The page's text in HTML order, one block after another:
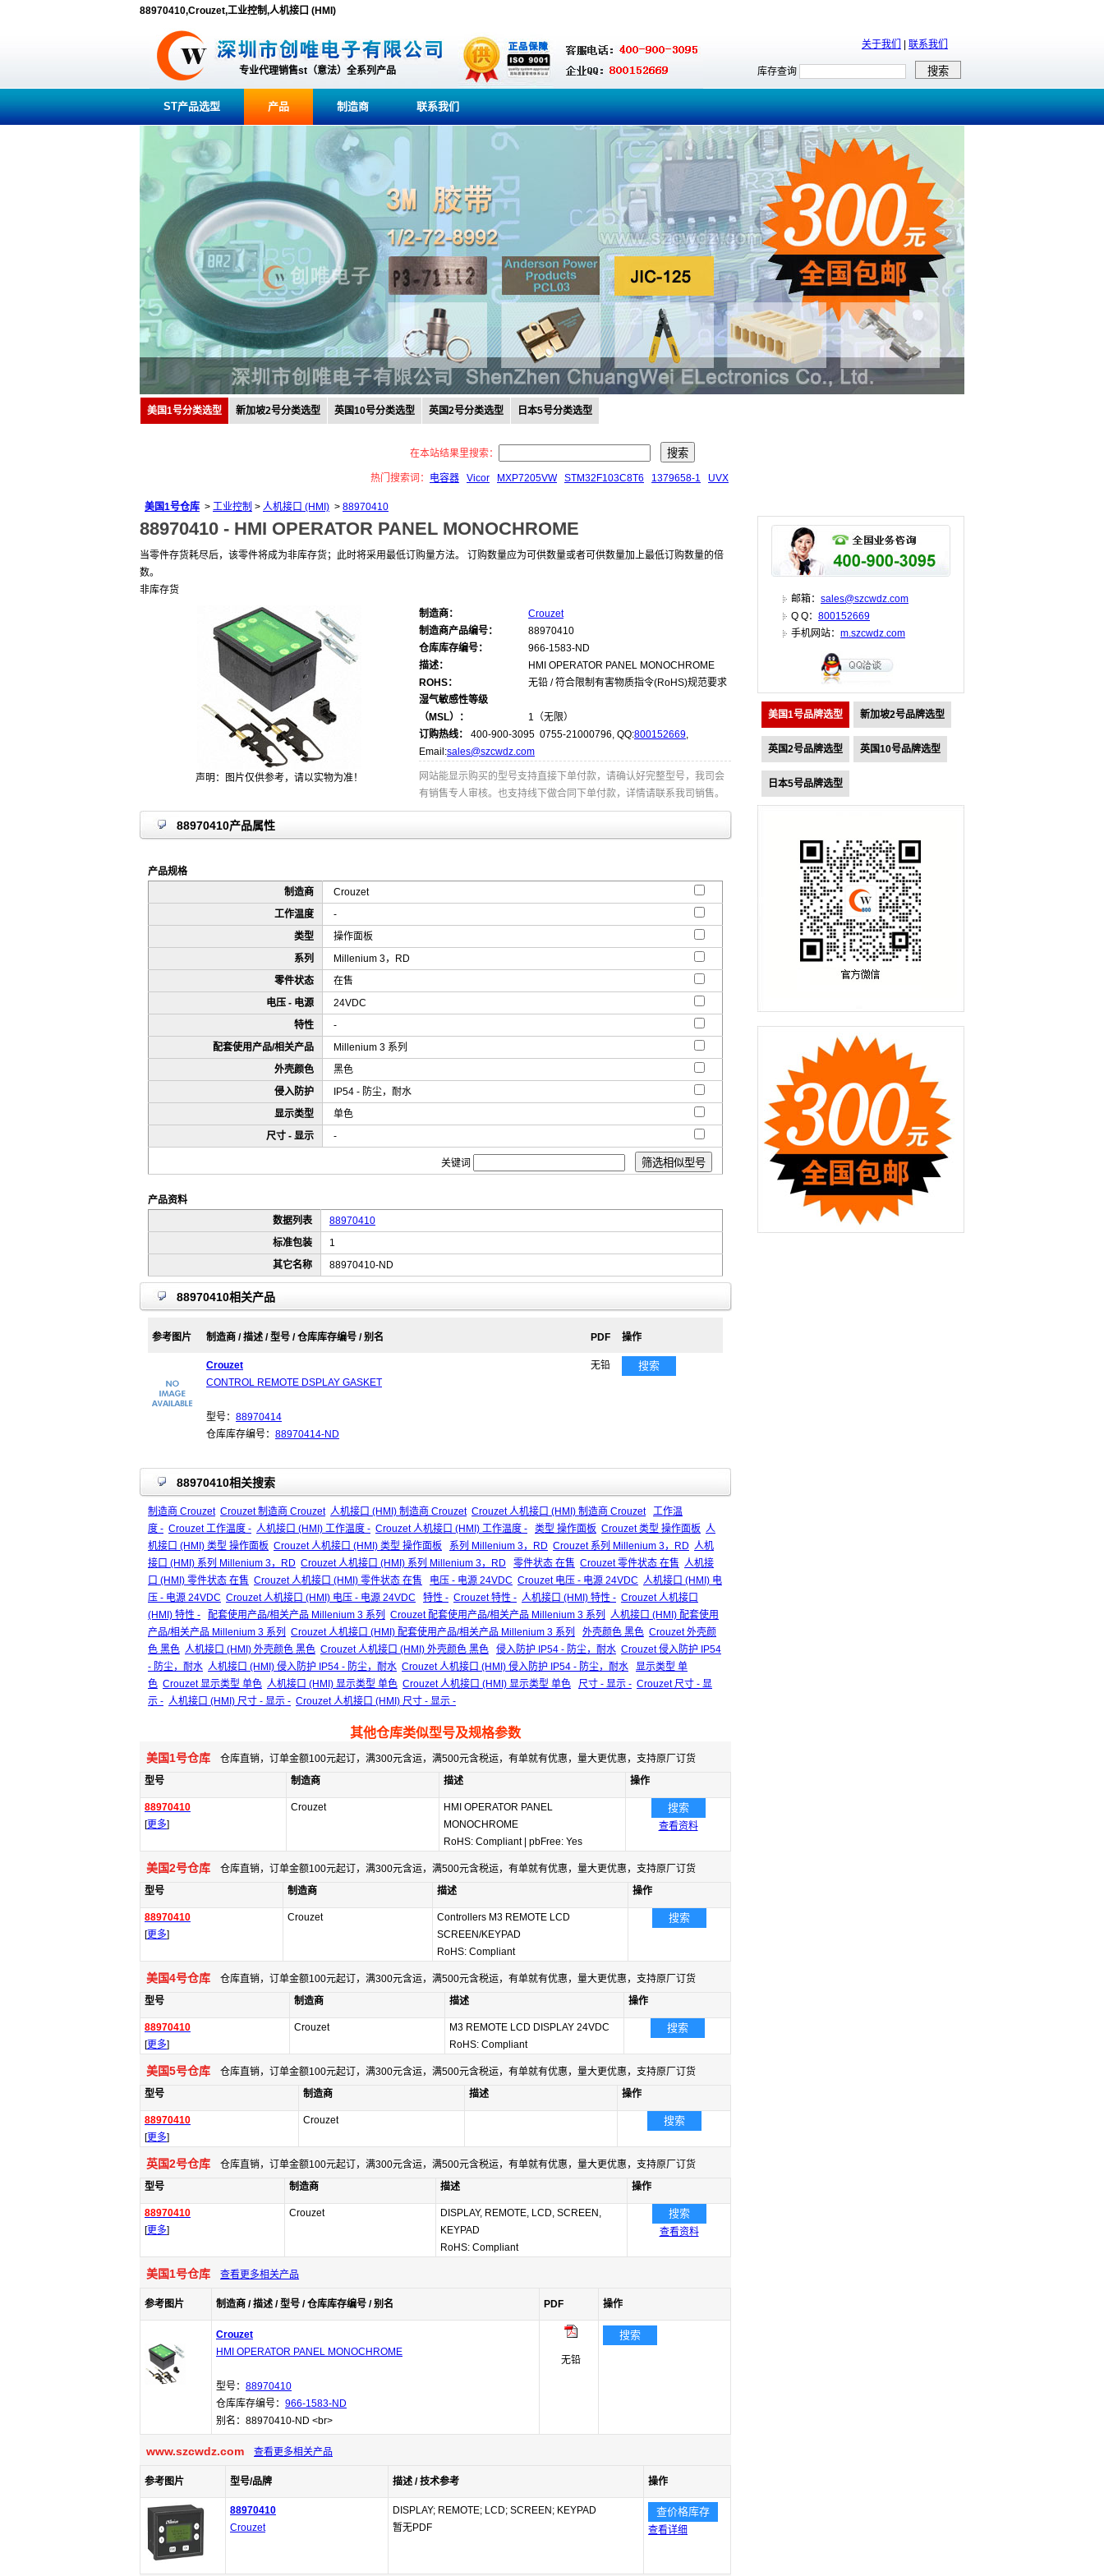
88970410,Crouzet,工业控制,人机接口 (HMI)
专业代理销售st（意法）全系列产品
关于我们 联系我们
库存查询
ST产品选型 产品 制造商 联系我们
美国1号分类选型 新加坡2号分类选型 英国10号分类选型 英国2号分类选型 日本5号分类选型
在本站结果里搜索：
热门搜索词： 电容器 Vicor MXP7205VW STM32F103C8T6 1379658-1 UVX
美国1号仓库 > 工业控制 > 人机接口 (HMI) > 88970410
88970410 - HMI OPERATOR PANEL MONOCHROME
当零件存货耗尽后，该零件将成为非库存货；此时将采用最低订购量方法。 订购数量应为可供数量或者可供数量加上最低订购数量的倍
数。
非库存货
声明：图片仅供参考，请以实物为准！
制造商：
Crouzet
制造商产品编号：
88970410
仓库库存编号：
966-1583-ND
描述：
HMI OPERATOR PANEL MONOCHROME
ROHS：
无铅 / 符合限制有害物质指令(RoHS)规范要求
湿气敏感性等级
（MSL）：
1（无限）
订购热线：
400-900-3095 0755-21000796, QQ:800152669,
Email:sales@szcwdz.com
网站能显示购买的型号支持直接下单付款，请确认好完整型号，我司会
有销售专人审核。也支持线下做合同下单付款，详情请联系我司销售。
88970410产品属性
产品规格
制造商
Crouzet
工作温度
-
类型
操作面板
系列
Millenium 3，RD
零件状态
在售
电压 - 电源
24VDC
特性
-
配套使用产品/相关产品
Millenium 3 系列
外壳颜色
黑色
侵入防护
IP54 - 防尘，耐水
显示类型
单色
尺寸 - 显示
-
关键词
产品资料
数据列表
88970410
标准包装
1
其它名称
88970410-ND
88970410相关产品
参考图片 制造商 / 描述 / 型号 / 仓库库存编号 / 别名 PDF 操作
Crouzet
CONTROL REMOTE DSPLAY GASKET
型号： 88970414
仓库库存编号： 88970414-ND
无铅 搜索
88970410相关搜索
制造商 Crouzet Crouzet 制造商 Crouzet 人机接口 (HMI) 制造商 Crouzet Crouzet 人机接口 (HMI) 制造商 Crouzet
工作温
度 - Crouzet 工作温度 - 人机接口 (HMI) 工作温度 - Crouzet 人机接口 (HMI) 工作温度 - 类型 操作面板 Crouzet 类型 操作面板 人
机接口 (HMI) 类型 操作面板 Crouzet 人机接口 (HMI) 类型 操作面板 系列 Millenium 3，RD Crouzet 系列 Millenium 3，RD 人机
接口 (HMI) 系列 Millenium 3，RD Crouzet 人机接口 (HMI) 系列 Millenium 3，RD 零件状态 在售 Crouzet 零件状态 在售 人机接
口 (HMI) 零件状态 在售 Crouzet 人机接口 (HMI) 零件状态 在售 电压 - 电源 24VDC Crouzet 电压 - 电源 24VDC 人机接口 (HMI) 电
压 - 电源 24VDC Crouzet 人机接口 (HMI) 电压 - 电源 24VDC 特性 - Crouzet 特性 - 人机接口 (HMI) 特性 - Crouzet 人机接口
(HMI) 特性 -
配套使用产品/相关产品 Millenium 3 系列 Crouzet 配套使用产品/相关产品 Millenium 3 系列
人机接口 (HMI) 配套使用
产品/相关产品 Millenium 3 系列
Crouzet 人机接口 (HMI) 配套使用产品/相关产品 Millenium 3 系列 外壳颜色 黑色 Crouzet 外壳颜
色 黑色 人机接口 (HMI) 外壳颜色 黑色 Crouzet 人机接口 (HMI) 外壳颜色 黑色 侵入防护 IP54 - 防尘，耐水 Crouzet 侵入防护 IP54
- 防尘，耐水 人机接口 (HMI) 侵入防护 IP54 - 防尘，耐水 Crouzet 人机接口 (HMI) 侵入防护 IP54 - 防尘，耐水
显示类型 单
色 Crouzet 显示类型 单色 人机接口 (HMI) 显示类型 单色 Crouzet 人机接口 (HMI) 显示类型 单色 尺寸 - 显示 - Crouzet 尺寸 - 显
示 - 人机接口 (HMI) 尺寸 - 显示 - Crouzet 人机接口 (HMI) 尺寸 - 显示 -
其他仓库类似型号及规格参数
美国1号仓库 仓库直销，订单金额100元起订，满300元含运，满500元含税运，有单就有优惠，量大更优惠，支持原厂订货
型号
制造商 描述 操作
88970410
[更多]
Crouzet
HMI OPERATOR PANEL
MONOCHROME
RoHS: Compliant pbFree: Yes
搜索
查看资料
美国2号仓库 仓库直销，订单金额100元起订，满300元含运，满500元含税运，有单就有优惠，量大更优惠，支持原厂订货
型号
制造商 描述 操作
88970410
[更多]
Crouzet
Controllers M3 REMOTE LCD
SCREEN/KEYPAD
RoHS: Compliant
搜索
美国4号仓库 仓库直销，订单金额100元起订，满300元含运，满500元含税运，有单就有优惠，量大更优惠，支持原厂订货
型号
制造商 描述 操作
88970410
[更多]
Crouzet
M3 REMOTE LCD DISPLAY 24VDC
RoHS: Compliant
搜索
美国5号仓库 仓库直销，订单金额100元起订，满300元含运，满500元含税运，有单就有优惠，量大更优惠，支持原厂订货
型号
制造商 描述 操作
88970410
[更多]
Crouzet 搜索
英国2号仓库 仓库直销，订单金额100元起订，满300元含运，满500元含税运，有单就有优惠，量大更优惠，支持原厂订货
型号
制造商 描述 操作
88970410
[更多]
Crouzet
DISPLAY, REMOTE, LCD, SCREEN,
KEYPAD
RoHS: Compliant
搜索
查看资料
美国1号仓库 查看更多相关产品
参考图片 制造商 / 描述 / 型号 / 仓库库存编号 / 别名 PDF 操作
Crouzet
HMI OPERATOR PANEL MONOCHROME
型号： 88970410
仓库库存编号： 966-1583-ND
别名：88970410-ND <br>
无铅
搜索
www.szcwdz.com 查看更多相关产品
参考图片 型号/品牌 描述 / 技术参考 操作
88970410
Crouzet
DISPLAY; REMOTE; LCD; SCREEN; KEYPAD
暂无PDF
查价格库存
查看详细
邮箱： sales@szcwdz.com
Q Q： 800152669
手机网站： m.szcwdz.com
美国1号品牌选型 新加坡2号品牌选型
英国2号品牌选型 英国10号品牌选型
日本5号品牌选型